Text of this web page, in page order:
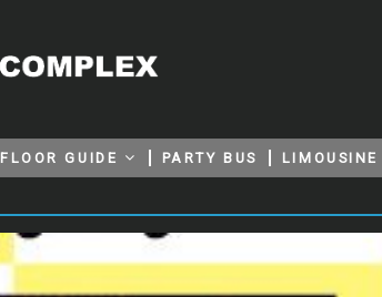
FLOOR GUIDE PARTY BUS LIMOUSINE